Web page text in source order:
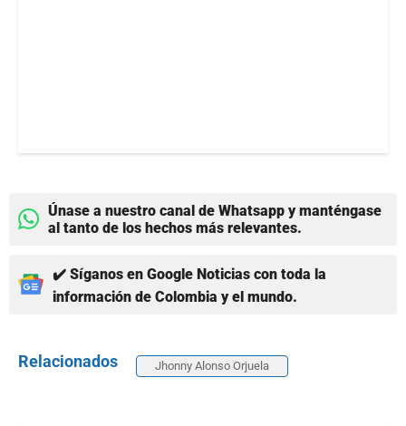
Únase a nuestro canal de Whatsapp y manténgase
al tanto de los hechos más relevantes.
✔️ Síganos en Google Noticias con toda la
información de Colombia y el mundo.
Relacionados Jhonny Alonso Orjuela